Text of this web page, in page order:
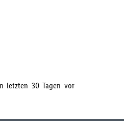
letzten 30 Tagen vor